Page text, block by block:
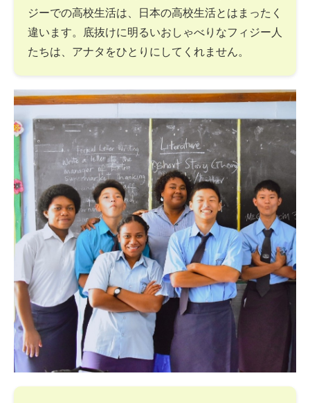
ジーでの高校生活は、日本の高校生活とはまったく
違います。底抜けに明るいおしゃべりなフィジー人
たちは、アナタをひとりにしてくれません。